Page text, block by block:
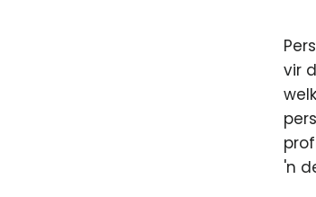
vir
'n